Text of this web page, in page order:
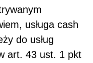
usługa cash
do usług
art. 43 ust. 1 pkt